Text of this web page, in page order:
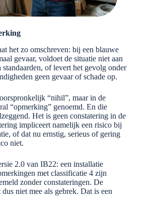
het zo omschreven: bij een blauwe
gevaar, voldoet de situatie niet aan
standaarden, of levert het gevolg onder
geen gevaar of schade op.
“nihil”, maar in de
“opmerking” genoemd. En die
Het is geen constatering in de
impliceert namelijk een risico bij
of dat nu ernstig, serieus of gering
niet.
2.0 van IB22: een installatie
met classificatie 4 zijn
zonder constateringen. De
niet mee als gebrek. Dat is een